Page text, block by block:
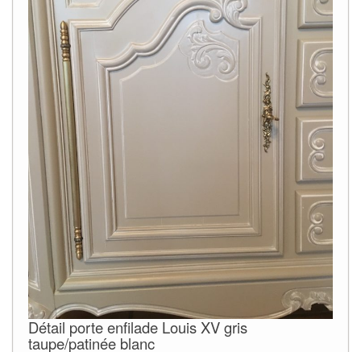
Détail porte enfilade Louis XV gris
taupe/patinée blanc